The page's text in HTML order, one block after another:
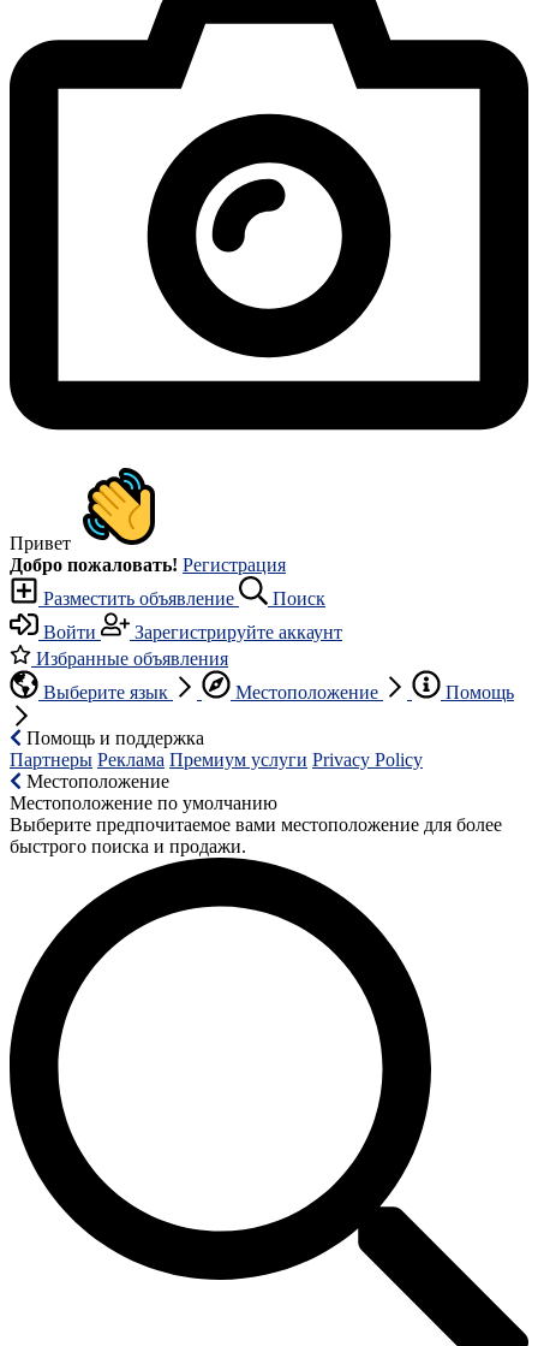
Привет
Добро пожаловать! Регистрация
Разместить объявление
Поиск
Войти
Зарегистрируйте аккаунт
Избранные объявления
Выберите язык
Местоположение Помощь
Помощь и поддержка
Партнеры Реклама Премиум услуги Privacy Policy
Местоположение
Местоположение по умолчанию
Выберите предпочитаемое вами местоположение для более
быстрого поиска и продажи.